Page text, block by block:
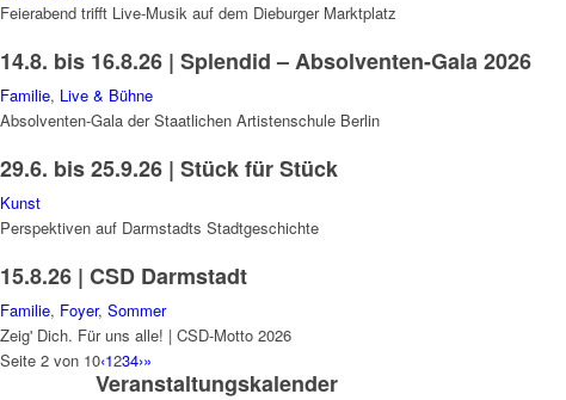
Feierabend trifft Live-Musik auf dem Dieburger Marktplatz
14.8. bis 16.8.26 | Splendid – Absolventen-Gala 2026
Familie, Live & Bühne
Absolventen-Gala der Staatlichen Artistenschule Berlin
29.6. bis 25.9.26 | Stück für Stück
Kunst
Perspektiven auf Darmstadts Stadtgeschichte
15.8.26 | CSD Darmstadt
Familie, Foyer, Sommer
Zeig' Dich. Für uns alle! | CSD-Motto 2026
Seite 2 von 10‹1234›»
Veranstaltungskalender